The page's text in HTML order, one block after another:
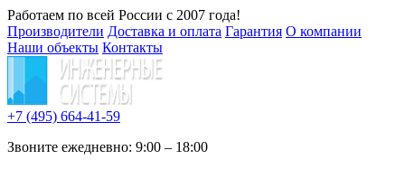
Работаем по всей России с 2007 года!
Производители Доставка и оплата Гарантия О компании
Наши объекты Контакты
+7 (495) 664-41-59
Звоните ежедневно: 9:00 – 18:00